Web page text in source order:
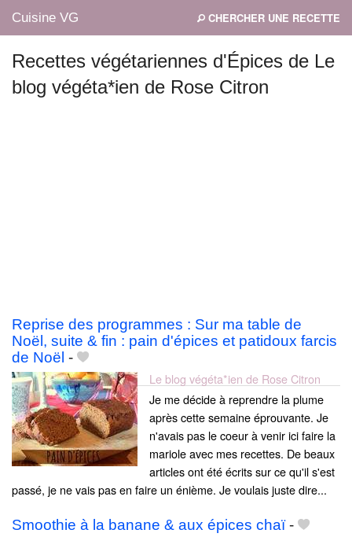
Cuisine VG CHERCHER UNE RECETTE
Mes blogs préférés
Recettes végétariennes d'Épices de Le
blog végéta*ien de Rose Citron
Reprise des programmes : Sur ma table de
Noël, suite & fin : pain d'épices et patidoux farcis
de Noël -
Le blog végéta*ien de Rose Citron
Je me décide à reprendre la plume
après cette semaine éprouvante. Je
n'avais pas le coeur à venir ici faire la
mariole avec mes recettes. De beaux
articles ont été écrits sur ce qu'il s'est
passé, je ne vais pas en faire un énième. Je voulais juste dire...
Smoothie à la banane & aux épices chaï-